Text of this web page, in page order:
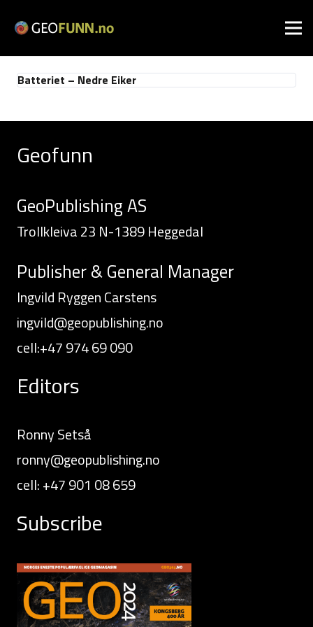
Batteriet – Nedre Eiker
Geofunn
GeoPublishing AS
Trollkleiva 23 N-1389 Heggedal
Publisher & General Manager
Ingvild Ryggen Carstens
ingvild@geopublishing.no
cell:+47 974 69 090
Editors
Ronny Setså
ronny@geopublishing.no
cell: +47 901 08 659
Subscribe